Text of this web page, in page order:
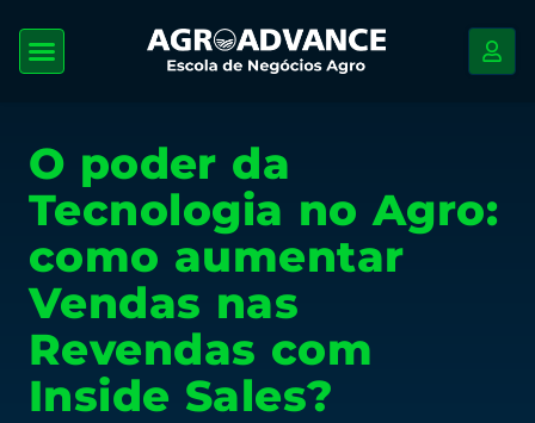
O poder da
Tecnologia no Agro:
como aumentar
Vendas nas
Revendas com
Inside Sales?